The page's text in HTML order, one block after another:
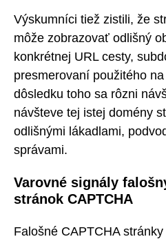
Výskumníci tiež zistili, že
môže zobrazovať odlišný
konkrétnej URL cesty,
presmerovaní použitého
dôsledku toho sa rôzni
návšteve tej istej domény
odlišnými lákadlami,
správami.
Varovné signály
stránok CAPTCHA
Falošné CAPTCHA